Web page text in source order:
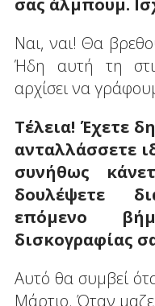
Ναι, ναι! Θα
Ήδη αυτή τη
αρχίσει να
Τέλεια! Έχετε
ανταλλάσσετε
συνήθως
δουλέψετε
επόμενο
δισκογραφίας
Αυτό θα συμβεί
Μάρτιο. Όταν